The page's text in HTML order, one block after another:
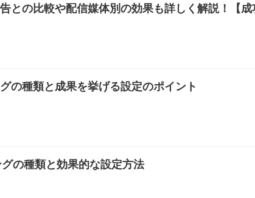
との比較や配信媒体別の効果も詳しく解説！【成
の種類と成果を挙げる設定のポイント
の種類と効果的な設定方法